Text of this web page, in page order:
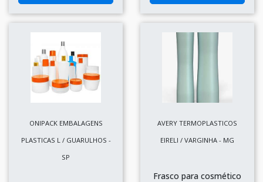
ONIPACK EMBALAGENS
PLASTICAS L / GUARULHOS -
SP
AVERY TERMOPLASTICOS
EIRELI / VARGINHA - MG
Frasco para cosmético